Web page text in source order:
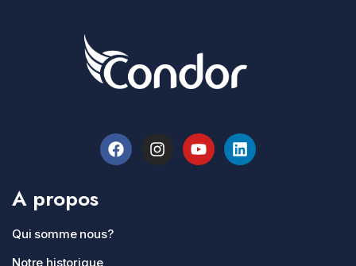
A propos
Qui somme nous?
Notre historique